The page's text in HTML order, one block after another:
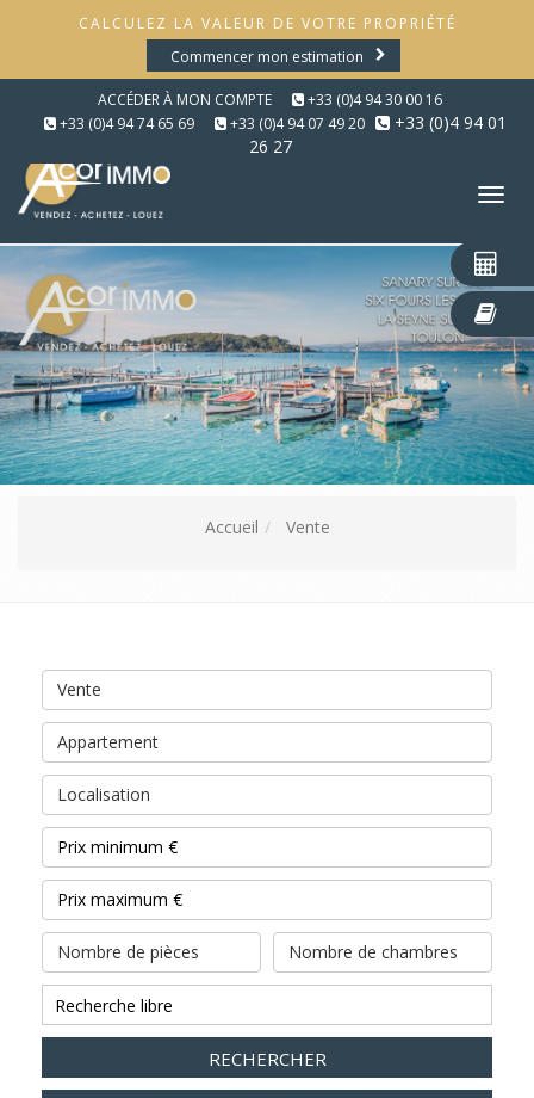
CALCULEZ LA VALEUR DE VOTRE PROPRIÉTÉ
Commencer mon estimation
ACCÉDER À MON COMPTE
+33 (0)4 94 30 00 16
+33 (0)4 94 74 65 69
+33 (0)4 94 07 49 20
+33 (0)4 94 01
26 27
Accueil Vente
Vente
Appartement
Localisation
Nombre de pièces Nombre de chambres
RECHERCHER